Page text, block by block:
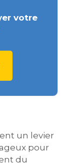
votre
un levier
pour
du